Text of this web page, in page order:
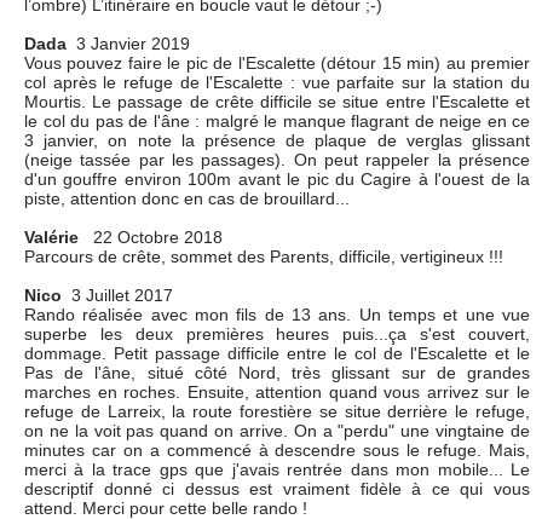
l’ombre) L’itinéraire en boucle vaut le détour ;-)
Dada 3 Janvier 2019
Vous pouvez faire le pic de l'Escalette (détour 15 min) au premier
col après le refuge de l'Escalette : vue parfaite sur la station du
Mourtis. Le passage de crête difficile se situe entre l'Escalette et
le col du pas de l'âne : malgré le manque flagrant de neige en ce
3 janvier, on note la présence de plaque de verglas glissant
(neige tassée par les passages). On peut rappeler la présence
d'un gouffre environ 100m avant le pic du Cagire à l'ouest de la
piste, attention donc en cas de brouillard...
Valérie
22 Octobre 2018
Parcours de crête, sommet des Parents, difficile, vertigineux !!!
Nico 3 Juillet 2017
Rando réalisée avec mon fils de 13 ans. Un temps et une vue
superbe les deux premières heures puis...ça s'est couvert,
dommage. Petit passage difficile entre le col de l'Escalette et le
Pas de l'âne, situé côté Nord, très glissant sur de grandes
marches en roches. Ensuite, attention quand vous arrivez sur le
refuge de Larreix, la route forestière se situe derrière le refuge,
on ne la voit pas quand on arrive. On a "perdu" une vingtaine de
minutes car on a commencé à descendre sous le refuge. Mais,
merci à la trace gps que j'avais rentrée dans mon mobile... Le
descriptif donné ci dessus est vraiment fidèle à ce qui vous
attend. Merci pour cette belle rando !